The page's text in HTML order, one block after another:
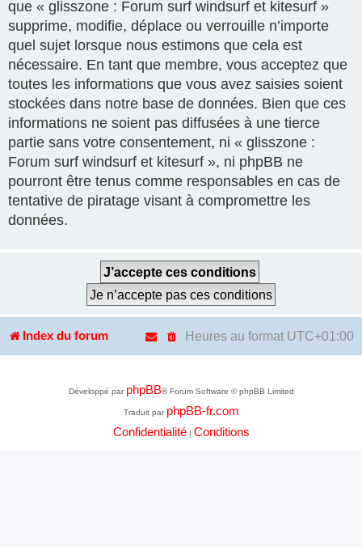
que « glisszone : Forum surf windsurf et kitesurf »
supprime, modifie, déplace ou verrouille n’importe
quel sujet lorsque nous estimons que cela est
nécessaire. En tant que membre, vous acceptez que
toutes les informations que vous avez saisies soient
stockées dans notre base de données. Bien que ces
informations ne soient pas diffusées à une tierce
partie sans votre consentement, ni « glisszone :
Forum surf windsurf et kitesurf », ni phpBB ne
pourront être tenus comme responsables en cas de
tentative de piratage visant à compromettre les
données.
Index du forum Heures au format UTC+01:00
Développé par phpBB® Forum Software © phpBB Limited
Traduit par phpBB-fr.com
Confidentialité| Conditions